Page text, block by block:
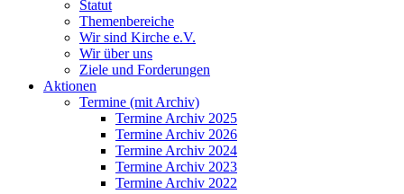
Statut
Themenbereiche
Wir sind Kirche e.V.
Wir über uns
Ziele und Forderungen
Aktionen
Termine (mit Archiv)
Termine Archiv 2025
Termine Archiv 2026
Termine Archiv 2024
Termine Archiv 2023
Termine Archiv 2022